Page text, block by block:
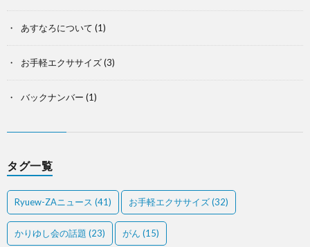
あすなろについて (1)
お手軽エクササイズ(3)
バックナンバー (1)
タグ一覧
Ryuew-ZAニュース (41) お手軽エクササイズ(32)
かりゆし会の話題 (23) がん (15)